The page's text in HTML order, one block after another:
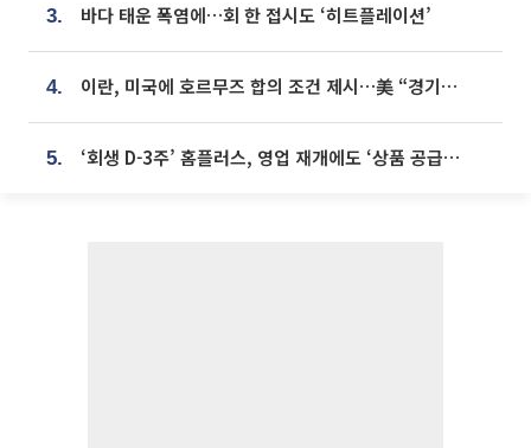
3. 바다 태운 폭염에…회 한 접시도 ‘히트플레이션’
4. 이란, 미국에 호르무즈 합의 조건 제시…美 “경기 아직 안 끝나” [종합]
5. ‘회생 D-3주’ 홈플러스, 영업 재개에도 ‘상품 공급망’ 복구가 생존 관건